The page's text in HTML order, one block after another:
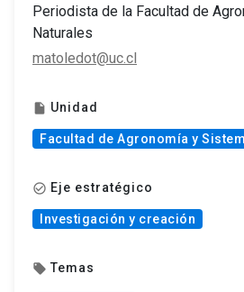
Periodista de la Facultad de
Naturales
matoledot@uc.cl
insert_drive_file Unidad
Facultad de Agronomía y
check_circle_outline Eje estratégico
Investigación y creación
local_offer Temas